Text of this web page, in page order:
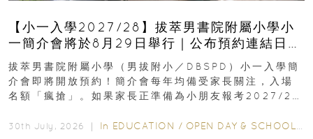
【小一入學2027/28】拔萃男書院附屬小學小
一簡介會將於8月29日舉行｜公布預約連結日期
｜更設有網上重溫
拔萃男書院附屬小學（男拔附小／DBSPD）小一入學簡
介會即將開放預約！簡介會每年均備受家長關注，入場
名額「瘋搶」。如果家長正準備為小朋友報考2027/28
30th July, 2026 ｜ In EDUCATION / OPEN DAY & SCHOOL EVENTS